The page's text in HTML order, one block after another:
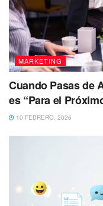
MARKETING
Cuando Pasas de
es “Para el
10 FEBRERO, 2026